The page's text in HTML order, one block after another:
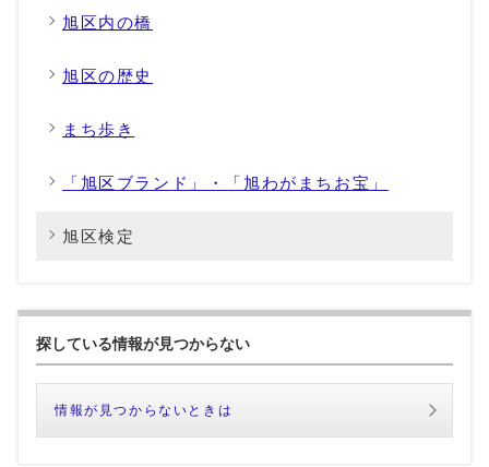
旭区内の橋
旭区の歴史
まち歩き
「旭区ブランド」・「旭わがまちお宝」
旭区検定
探している情報が見つからない
情報が見つからないときは